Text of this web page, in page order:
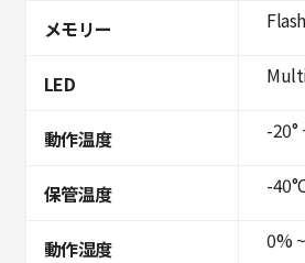
メモリー
LED
動作温度
保管温度
動作湿度
-20°
-
0%